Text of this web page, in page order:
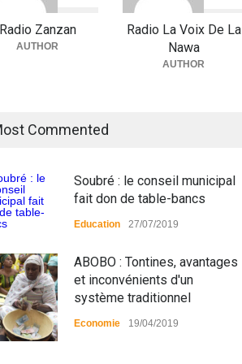
Radio Zanzan
AUTHOR
Radio La Voix De La
Nawa
AUTHOR
Commented
Soubré : le conseil municipal
fait don de table-bancs
Education 27/07/2019
ABOBO : Tontines, avantages
et inconvénients d'un
système traditionnel
Economie 19/04/2019